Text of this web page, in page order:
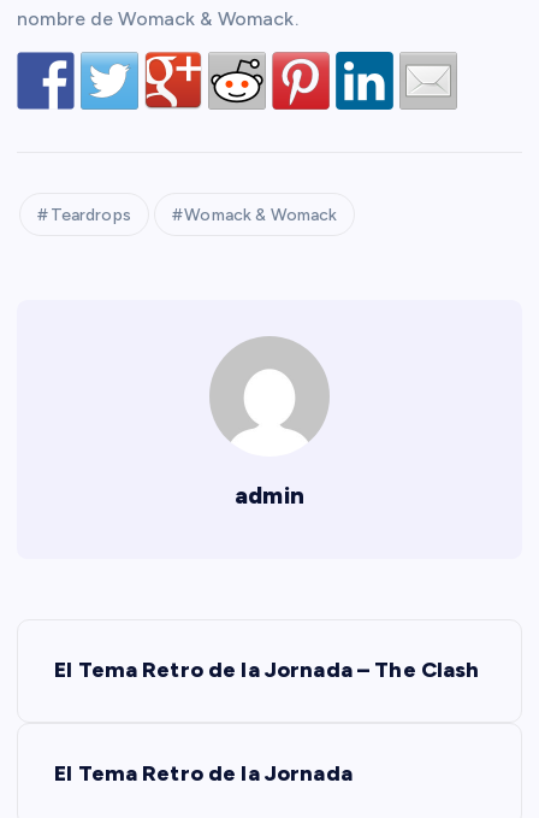
nombre de Womack & Womack.
Teardrops Womack & Womack
admin
El Tema Retro de la Jornada – The Clash
El Tema Retro de la Jornada